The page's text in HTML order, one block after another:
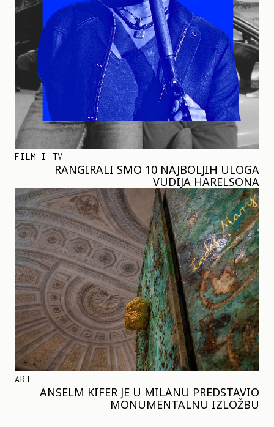
FILM I TV
RANGIRALI SMO 10 NAJBOLJIH ULOGA
VUDIJA HARELSONA
ART
ANSELM KIFER JE U MILANU PREDSTAVIO
MONUMENTALNU IZLOŽBU